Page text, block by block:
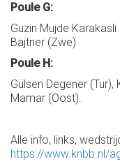
Poule G:
Guzin Mujde
Bajtner (Zwe)
Poule H:
Gülsen Degener
Mamar (Oost).
Alle info, links,
https://www.knbb.nl/